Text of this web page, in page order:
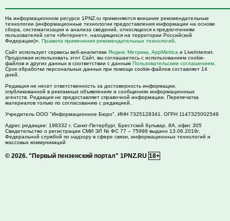
На информационном ресурсе 1PNZ.ru применяются внешние рекомендательные
технологии (информационные технологии предоставления информации на основе
сбора, систематизации и анализа сведений, относящихся к предпочтениям
пользователей сети «Интернет», находящихся на территории Российской
Федерации)». Правила применения рекомендательных технологий
Сайт использует сервисы веб-аналитики Яндекс Метрика AppMetrica и LiveInternet.
Продолжая использовать этот Сайт, вы соглашаетесь с использованием cookie-
файлов и других данных в соответствии с данным Пользовательским соглашением
Срок обработки персональных данных при помощи cookie-файлов составляет 14
дней.
Редакция не несет ответственность за достоверность информации,
опубликованной в рекламных объявлениях и сообщениях информационных
агентств. Редакция не предоставляет справочной информации. Перепечатка
материалов только по согласованию с редакцией.
Учредитель ООО "Информационное Бюро". ИНН 7325128341, ОГРН 1147325002549
Адрес редакции: 198332 г. Санкт-Петербург, Брестский бульвар, 8А, офис 305
Свидетельство о регистрации СМИ ЭЛ № ФС 77 – 75998 выдано 13.06.2019г.
Федеральной службой по надзору в сфере связи, информационных технологий и
массовых коммуникаций
© 2026. "Первый пензенский портал" 1PNZ.RU 18+